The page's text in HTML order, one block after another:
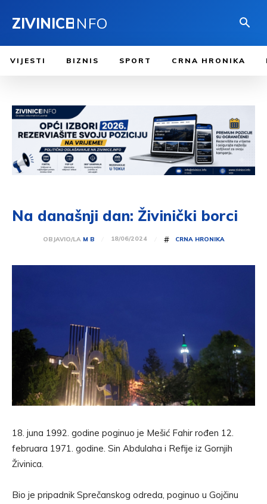
ZIVINICEINFO
VIJESTI BIZNIS SPORT CRNA HRONIKA
Na današnji dan: Živinički borci
OBJAVIO/LA M B 18/06/2024 # CRNA HRONIKA
18. juna 1992. godine poginuo je Mešić Fahir rođen 12.
februara 1971. godine. Sin Abdulaha i Refije iz Gornjih
Živinica.
Bio je pripadnik Sprečanskog odreda, poginuo u Gojčinu